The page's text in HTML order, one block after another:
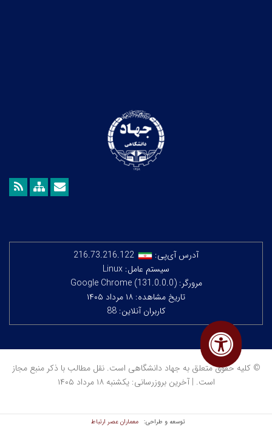
آدرس آی‌پی:
216.73.216.122
سیستم عامل: Linux
مرورگر: Google Chrome (131.0.0.0)
تاریخ مشاهده: ۱۸ مرداد ۱۴۰۵
کاربران آنلاین: 88
© کلیه حقوق متعلق به جهاد دانشگاهی است. نقل مطالب با ذکر منبع مجاز
است. | آخرین بروزرسانی: یکشنبه ۱۸ مرداد ۱۴۰۵
توسعه و طراحی: معماران عصر‌ ارتباط